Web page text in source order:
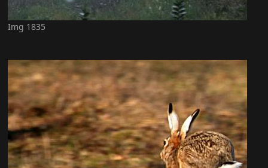
Img 1835